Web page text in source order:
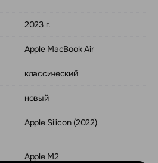
2023 г.
Apple MacBook Air
классический
новый
Apple Silicon (2022)
Apple M2